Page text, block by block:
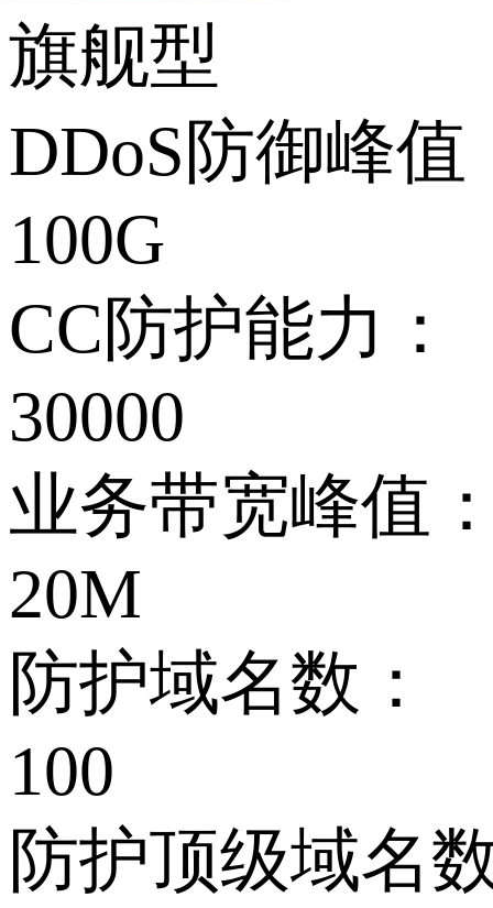
旗舰型
DDoS防御峰值
100G
CC防护能力：
30000
业务带宽峰值
20M
防护域名数：
100
防护顶级域名